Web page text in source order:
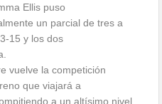
Ellis puso
un parcial de tres a
15 y los dos
vuelve la competición
que viajará a
a un altísimo nivel